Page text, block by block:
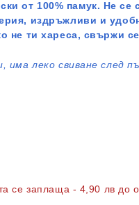
от 100% памук. Не
издръжливи и
не ти хареса, свържи
има леко свиване след
се заплаща - 4,90 лв до